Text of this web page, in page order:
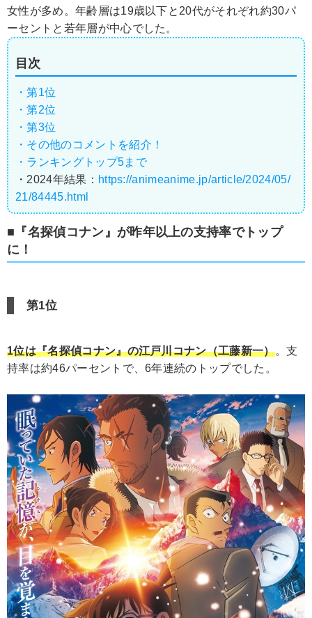
女性が多め。年齢層は19歳以下と20代がそれぞれ約30パ
ーセントと若年層が中心でした。
目次
・第1位
・第2位
・第3位
・その他のコメントを紹介！
・ランキングトップ5まで
・2024年結果： https://animeanime.jp/article/2024/05/
21/84445.html
■『名探偵コナン』が昨年以上の支持率でトップ
に！
第1位
1位は『名探偵コナン』の江戸川コナン（工藤新一）。支
持率は約46パーセントで、6年連続のトップでした。